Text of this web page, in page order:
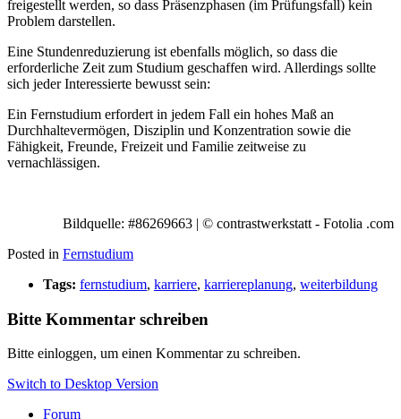
freigestellt werden, so dass Präsenzphasen (im Prüfungsfall) kein
Problem darstellen.
Eine Stundenreduzierung ist ebenfalls möglich, so dass die
erforderliche Zeit zum Studium geschaffen wird. Allerdings sollte
sich jeder Interessierte bewusst sein:
Ein Fernstudium erfordert in jedem Fall ein hohes Maß an
Durchhaltevermögen, Disziplin und Konzentration sowie die
Fähigkeit, Freunde, Freizeit und Familie zeitweise zu
vernachlässigen.
Bildquelle: #86269663 | © contrastwerkstatt - Fotolia .com
Posted in Fernstudium
Tags: fernstudium, karriere, karriereplanung, weiterbildung
Bitte Kommentar schreiben
Bitte einloggen, um einen Kommentar zu schreiben.
Switch to Desktop Version
Forum